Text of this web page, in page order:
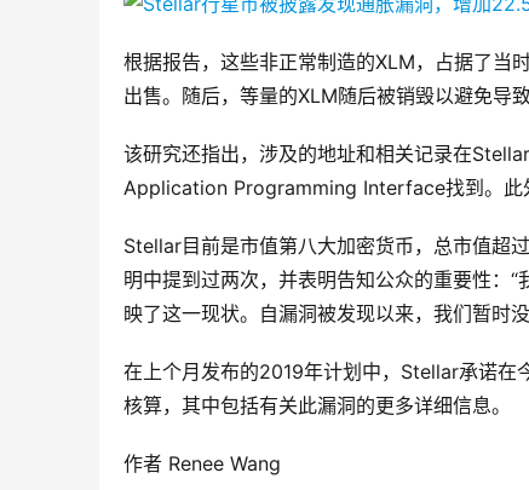
根据报告，这些非正常制造的XLM，占据了当
出售。随后，等量的XLM随后被销毁以避免导
该研究还指出，涉及的地址和相关记录在
Application Programming Interface找到。此
Stellar目前是市值第八大加密货币，总市值超
明中提到过两次，并表明告知公众的重要性：
映了这一现状。自漏洞被发现以来，我们暂时
在上个月发布的2019年计划中，Stellar承诺
核算，其中包括有关此漏洞的更多详细信息。
作者 Renee Wang